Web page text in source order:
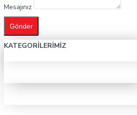
Mesajınız
Gönder
KATEGORILERIMIZ